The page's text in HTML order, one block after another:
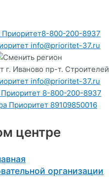
8-800-200-8937
info@prioritet-37.ru
г. Иваново пр-т. Строителей
info@prioritet-37.ru
8-800-200-8937
89109850016
центре
организации